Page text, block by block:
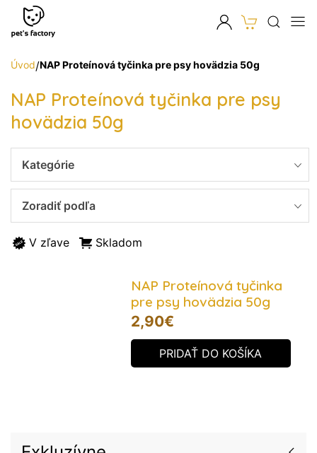
Úvod/NAP Proteínová tyčinka pre psy hovädzia 50g
NAP Proteínová tyčinka pre psy
hovädzia 50g
Kategórie
Zoradiť podľa
V zľave Skladom
NAP Proteínová tyčinka
pre psy hovädzia 50g
2,90€
PRIDAŤ DO KOŠÍKA